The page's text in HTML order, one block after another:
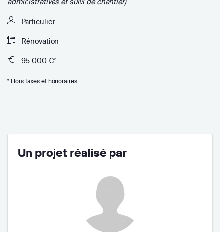
Particulier
Rénovation
95 000 €*
* Hors taxes et honoraires
Un projet réalisé par